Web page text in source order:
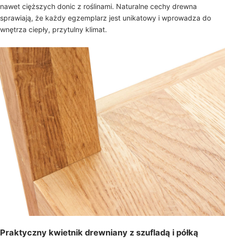
nawet cięższych donic z roślinami. Naturalne cechy drewna
sprawiają, że każdy egzemplarz jest unikatowy i wprowadza do
wnętrza ciepły, przytulny klimat.
Praktyczny kwietnik drewniany z szufladą i półką